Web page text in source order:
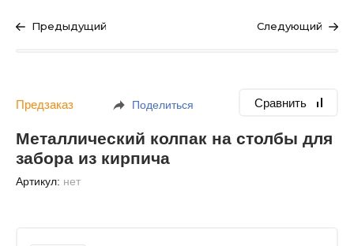
Предыдущий Следующий
Предзаказ Поделиться Сравнить
Металлический колпак на столбы для
забора из кирпича
Артикул: нет